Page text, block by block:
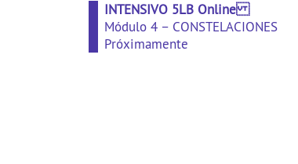
INTENSIVO 5LB Online
Módulo 4 – CONSTELACIONES
Próximamente